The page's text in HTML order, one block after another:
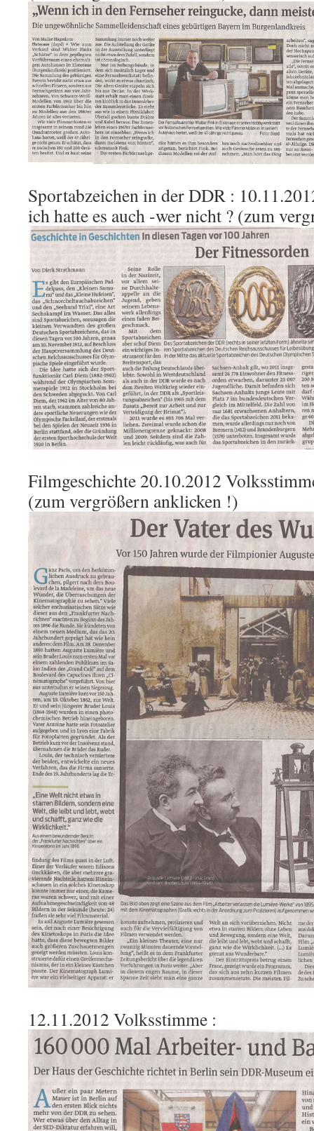
Sportabzeichen in der DDR :
ich hatte es auch -wer nicht ? (zum
Filmgeschichte 20.10.2012
(zum vergrößern anklicken !)
12.11.2012 Volksstimme :